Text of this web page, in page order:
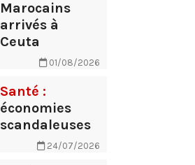
Marocains
arrivés à
Ceuta
01/08/2026
Santé :
économies
scandaleuses
24/07/2026